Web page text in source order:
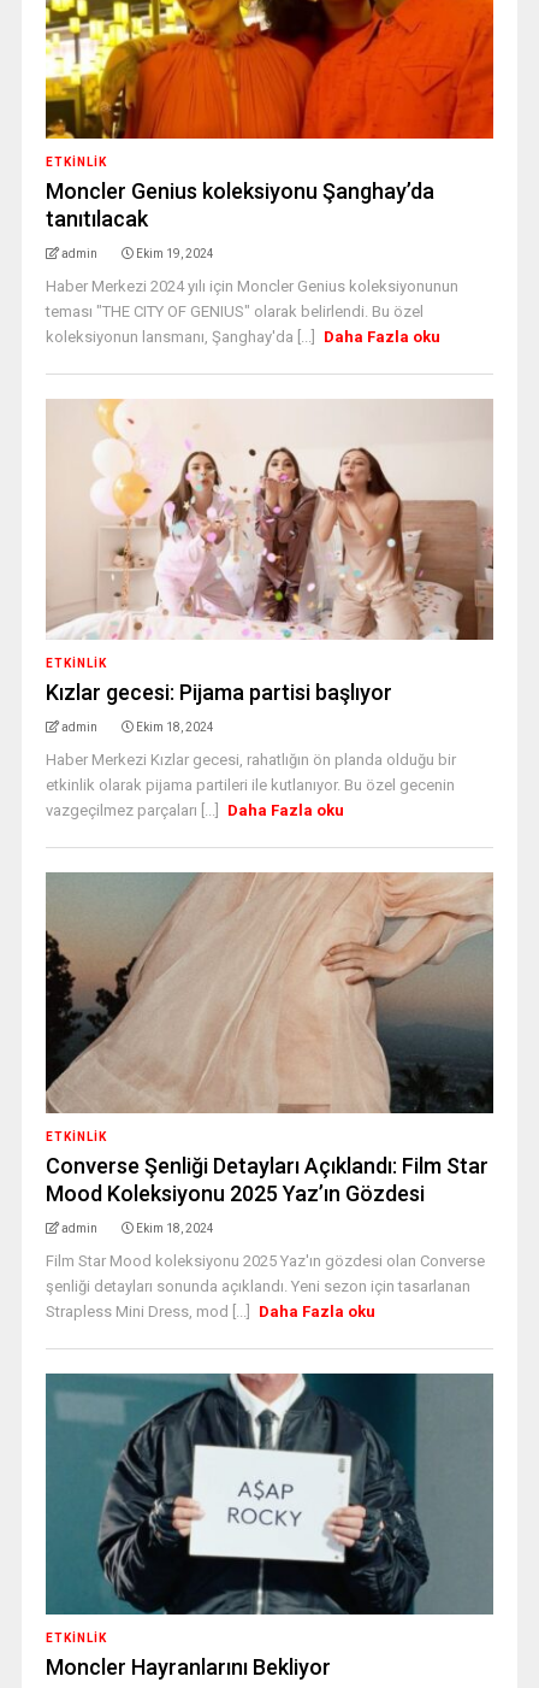
ETKINLIK
Moncler Genius koleksiyonu Şanghay’da
tanıtılacak
admin Ekim 19, 2024
Haber Merkezi 2024 yılı için Moncler Genius koleksiyonunun
teması "THE CITY OF GENIUS" olarak belirlendi. Bu özel
koleksiyonun lansmanı, Şanghay'da [...]
Daha Fazla oku
ETKINLIK
Kızlar gecesi: Pijama partisi başlıyor
admin Ekim 18, 2024
Haber Merkezi Kızlar gecesi, rahatlığın ön planda olduğu bir
etkinlik olarak pijama partileri ile kutlanıyor. Bu özel gecenin
vazgeçilmez parçaları [...]
Daha Fazla oku
ETKINLIK
Converse Şenliği Detayları Açıklandı: Film Star
Mood Koleksiyonu 2025 Yaz’ın Gözdesi
admin Ekim 18, 2024
Film Star Mood koleksiyonu 2025 Yaz'ın gözdesi olan Converse
şenliği detayları sonunda açıklandı. Yeni sezon için tasarlanan
Strapless Mini Dress, mod [...]
Daha Fazla oku
ETKINLIK
Moncler Hayranlarını Bekliyor